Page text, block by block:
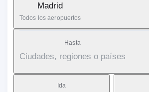
Madrid
Todos los aeropuertos
Hasta
Ciudades, regiones o países
Ida